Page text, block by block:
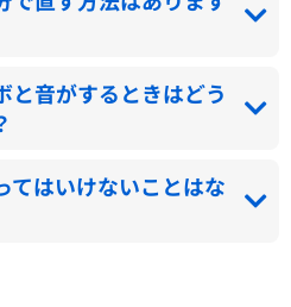
と音がするときはどう
てはいけないことはな